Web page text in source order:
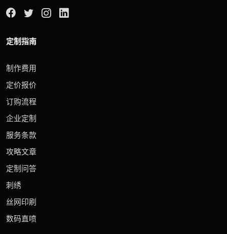
定制指南
制作费用
定价报价
订购流程
企业定制
服务条款
攻略文章
定制问答
刺绣
丝网印刷
数码直喷